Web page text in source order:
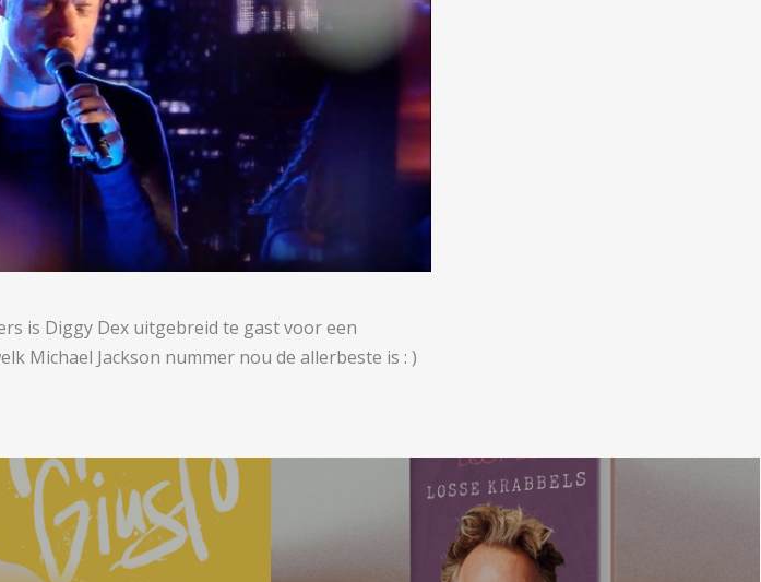
is Diggy Dex uitgebreid te gast voor een
Michael Jackson nummer nou de allerbeste is : )